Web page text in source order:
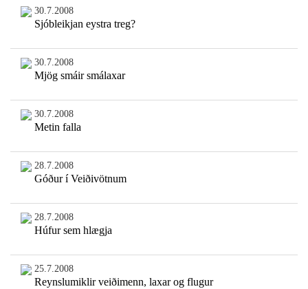
30.7.2008
Sjóbleikjan eystra treg?
30.7.2008
Mjög smáir smálaxar
30.7.2008
Metin falla
28.7.2008
Góður í Veiðivötnum
28.7.2008
Húfur sem hlægja
25.7.2008
Reynslumiklir veiðimenn, laxar og flugur